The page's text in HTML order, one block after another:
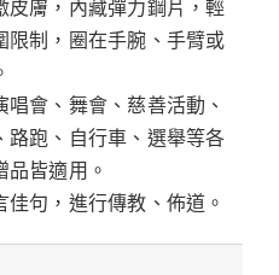
皮膚，內藏彈力鋼片，輕
限制，圈在手腕、手臂或
會、舞會、慈善活動、
路跑、自行車、選舉等各
皆適用。
句，進行傳教、佈道。